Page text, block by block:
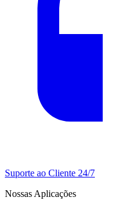
Suporte ao Cliente 24/7
Nossas Aplicações